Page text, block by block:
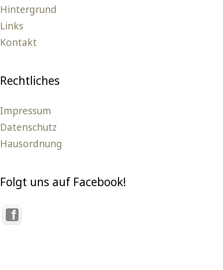
Hintergrund
Links
Kontakt
Rechtliches
Impressum
Datenschutz
Hausordnung
Folgt uns auf Facebook!